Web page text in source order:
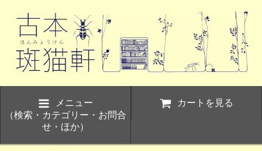
メニュー
（検索・カテゴリー・お問合
せ・ほか）
カートを見る